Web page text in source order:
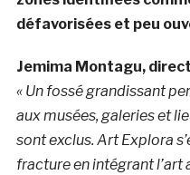
défavorisées et peu
Jemima Montagu,
« Un fossé grandissant
aux musées, galeries et
sont exclus. Art Explora
fracture en intégrant